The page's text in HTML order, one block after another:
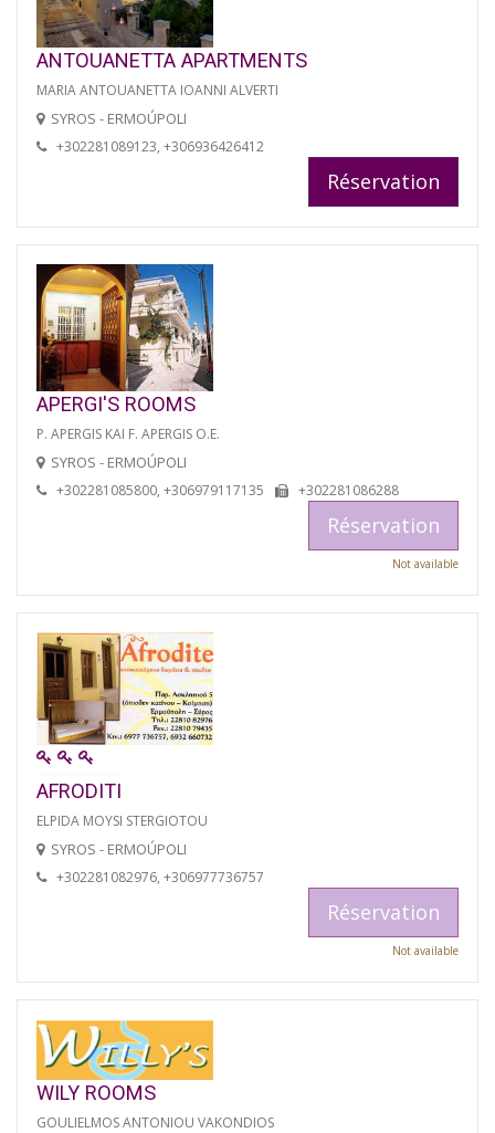
ANTOUANETTA APARTMENTS
MARIA ANTOUANETTA IOANNI ALVERTI
SYROS - ERMOÚPOLI
+302281089123, +306936426412
Réservation
APERGI'S ROOMS
P. APERGIS KAI F. APERGIS O.E.
SYROS - ERMOÚPOLI
+302281085800, +306979117135 +302281086288
Réservation
Not available
AFRODITI
ELPIDA MOYSI STERGIOTOU
SYROS - ERMOÚPOLI
+302281082976, +306977736757
Réservation
Not available
WILY ROOMS
GOULIELMOS ANTONIOU VAKONDIOS